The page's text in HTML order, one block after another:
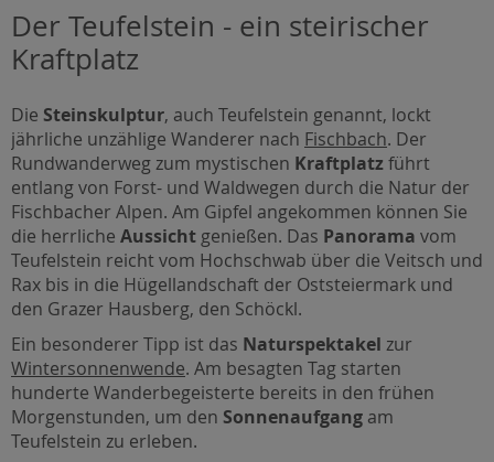
Der Teufelstein - ein steirischer
Kraftplatz
Die Steinskulptur, auch Teufelstein genannt, lockt
jährliche unzählige Wanderer nach Fischbach. Der
Rundwanderweg zum mystischen Kraftplatzführt
entlang von Forst- und Waldwegen durch die Natur der
Fischbacher Alpen. Am Gipfel angekommen können Sie
die herrliche Aussicht genießen. Das Panorama vom
Teufelstein reicht vom Hochschwab über die Veitsch und
Rax bis in die Hügellandschaft der Oststeiermark und
den Grazer Hausberg, den Schöckl.
Ein besonderer Tipp ist das Naturspektakel zur
Wintersonnenwende. Am besagten Tag starten
hunderte Wanderbegeisterte bereits in den frühen
Morgenstunden, um den Sonnenaufgang am
Teufelstein zu erleben.